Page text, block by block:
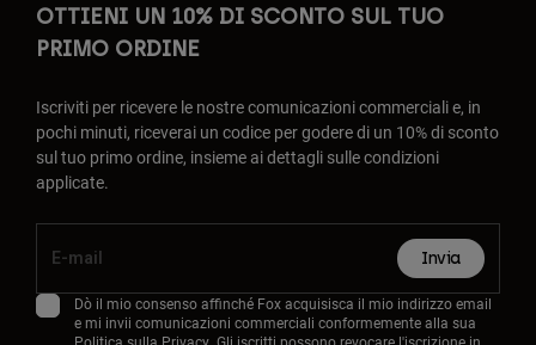
OTTIENI UN 10% DI SCONTO SUL TUO
PRIMO ORDINE
Iscriviti per ricevere le nostre comunicazioni commerciali e, in
pochi minuti, riceverai un codice per godere di un 10% di sconto
sul tuo primo ordine, insieme ai dettagli sulle condizioni
applicate.
Invia
Dò il mio consenso affinché Fox acquisisca il mio indirizzo email
e mi invii comunicazioni commerciali conformemente alla sua